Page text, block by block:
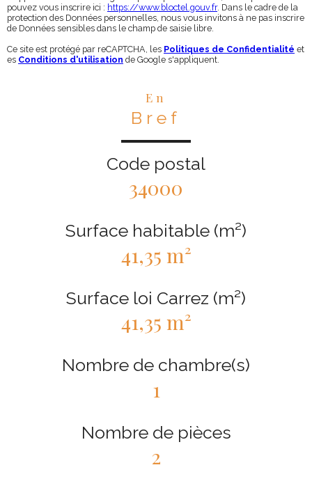
pouvez vous inscrire ici : https://www.bloctel.gouv.fr. Dans le cadre de la
protection des Données personnelles, nous vous invitons à ne pas inscrire
de Données sensibles dans le champ de saisie libre.
Ce site est protégé par reCAPTCHA, les Politiques de Confidentialité et
es Conditions d'utilisation de Google s'appliquent.
En
Bref
Code postal
34000
Surface habitable (m²)
41,35 m²
Surface loi Carrez (m²)
41,35 m²
Nombre de chambre(s)
1
Nombre de pièces
2